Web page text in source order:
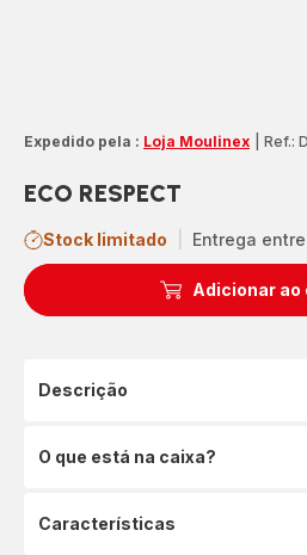
Expedido pela : Loja Moulinex Ref.:
ECO RESPECT
Stock limitado Entrega
Adicionar ao
Descrição
O que está na caixa?
Características